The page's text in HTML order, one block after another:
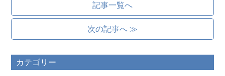
記事一覧へ
次の記事へ ≫
カテゴリー